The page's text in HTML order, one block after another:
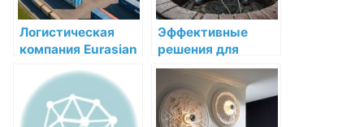
Логистическая
компания Eurasian
надежность и
эффективность на
первом месте
Эффективные
решения для
прочистки
канализации в
Санкт-Петербурге
и области